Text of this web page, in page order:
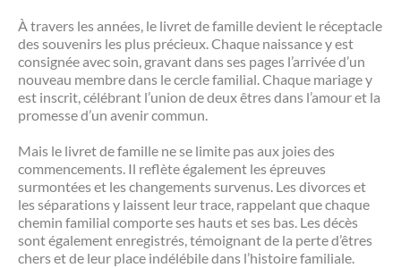
À travers les années, le livret de famille devient le réceptacle
des souvenirs les plus précieux. Chaque naissance y est
consignée avec soin, gravant dans ses pages l’arrivée d’un
nouveau membre dans le cercle familial. Chaque mariage y
est inscrit, célébrant l’union de deux êtres dans l’amour et la
promesse d’un avenir commun.
Mais le livret de famille ne se limite pas aux joies des
commencements. Il reflète également les épreuves
surmontées et les changements survenus. Les divorces et
les séparations y laissent leur trace, rappelant que chaque
chemin familial comporte ses hauts et ses bas. Les décès
sont également enregistrés, témoignant de la perte d’êtres
chers et de leur place indélébile dans l’histoire familiale.